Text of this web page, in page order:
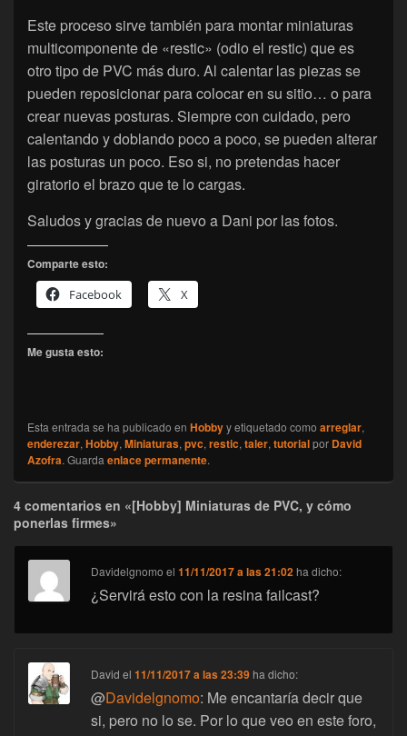
Este proceso sirve también para montar miniaturas
multicomponente de «restic» (odio el restic) que es
otro tipo de PVC más duro. Al calentar las piezas se
pueden reposicionar para colocar en su sitio… o para
crear nuevas posturas. Siempre con cuidado, pero
calentando y doblando poco a poco, se pueden alterar
las posturas un poco. Eso si, no pretendas hacer
giratorio el brazo que te lo cargas.
Saludos y gracias de nuevo a Dani por las fotos.
Comparte esto:
Facebook
X
Me gusta esto:
Esta entrada se ha publicado en Hobbyy etiquetado como arreglar,
enderezar, Hobby, Miniaturas, pvc, restic, taler, tutorialpor David
Azofra. Guarda enlace permanente.
4 comentarios en «[Hobby] Miniaturas de PVC, y cómo
ponerlas firmes»
Davidelgnomo el11/11/2017 a las 21:02 ha dicho:
¿Servirá esto con la resina failcast?
David el11/11/2017 a las 23:39 ha dicho:
@Davidelgnomo: Me encantaría decir que
si, pero no lo se. Por lo que veo en este foro,